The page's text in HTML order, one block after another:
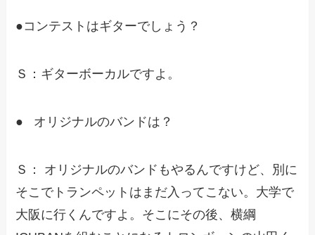
●コンテストはギターでしょう？
Ｓ：ギターボーカルですよ。
● オリジナルのバンドは？
Ｓ： オリジナルのバンドもやるんですけど、別に
そこでトランペットはまだ入ってこない。大学で
大阪に行くんですよ。そこにその後、横綱